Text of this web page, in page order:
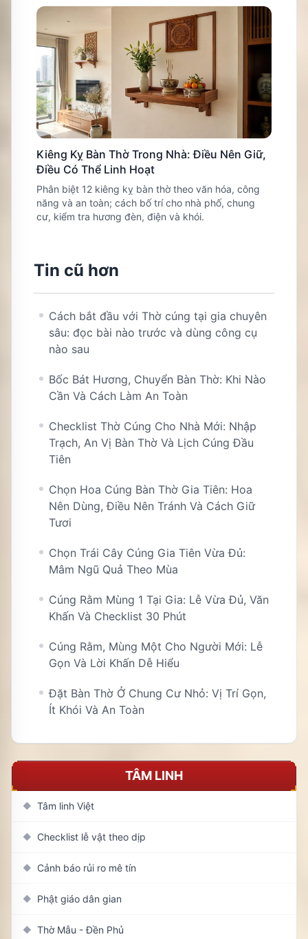
Kiêng Kỵ Bàn Thờ Trong Nhà: Điều Nên Giữ,
Điều Có Thể Linh Hoạt
Phân biệt 12 kiêng kỵ bàn thờ theo văn hóa, công
năng và an toàn; cách bố trí cho nhà phố, chung
cư, kiểm tra hương đèn, điện và khói.
Tin cũ hơn
Cách bắt đầu với Thờ cúng tại gia chuyên
sâu: đọc bài nào trước và dùng công cụ
nào sau
Bốc Bát Hương, Chuyển Bàn Thờ: Khi Nào
Cần Và Cách Làm An Toàn
Checklist Thờ Cúng Cho Nhà Mới: Nhập
Trạch, An Vị Bàn Thờ Và Lịch Cúng Đầu
Tiên
Chọn Hoa Cúng Bàn Thờ Gia Tiên: Hoa
Nên Dùng, Điều Nên Tránh Và Cách Giữ
Tươi
Chọn Trái Cây Cúng Gia Tiên Vừa Đủ:
Mâm Ngũ Quả Theo Mùa
Cúng Rằm Mùng 1 Tại Gia: Lễ Vừa Đủ, Văn
Khấn Và Checklist 30 Phút
Cúng Rằm, Mùng Một Cho Người Mới: Lễ
Gọn Và Lời Khấn Dễ Hiểu
Đặt Bàn Thờ Ở Chung Cư Nhỏ: Vị Trí Gọn,
Ít Khói Và An Toàn
TÂM LINH
◆ Tâm linh Việt
◆ Checklist lễ vật theo dịp
◆ Cảnh báo rủi ro mê tín
◆ Phật giáo dân gian
◆ Thờ Mẫu - Đền Phủ